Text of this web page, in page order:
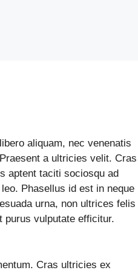
aliquam, nec venenatis
a ultricies velit. Cras
aptent taciti sociosqu ad
Phasellus id est in neque
urna, non ultrices felis
purus vulputate efficitur.
Cras ultricies ex